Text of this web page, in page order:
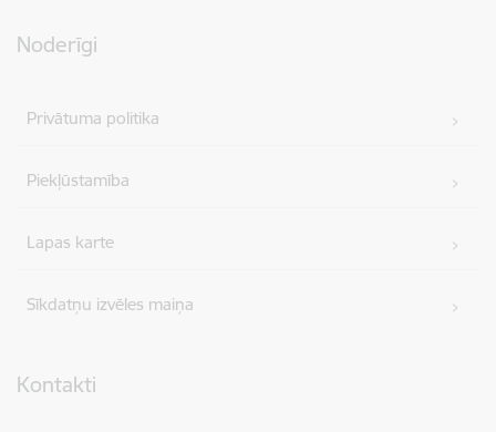
Noderīgi
Privātuma politika
Piekļūstamība
Lapas karte
Sīkdatņu izvēles maiņa
Kontakti